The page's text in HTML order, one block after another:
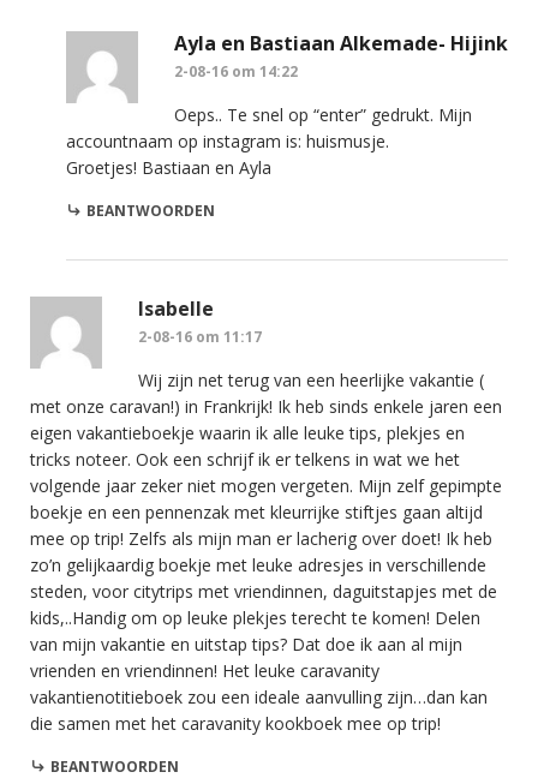
Ayla en Bastiaan Alkemade- Hijink
2-08-16 om 14:22
Oeps.. Te snel op “enter” gedrukt. Mijn
accountnaam op instagram is: huismusje.
Groetjes! Bastiaan en Ayla
BEANTWOORDEN
Isabelle
2-08-16 om 11:17
Wij zijn net terug van een heerlijke vakantie (
met onze caravan!) in Frankrijk! Ik heb sinds enkele jaren een
eigen vakantieboekje waarin ik alle leuke tips, plekjes en
tricks noteer. Ook een schrijf ik er telkens in wat we het
volgende jaar zeker niet mogen vergeten. Mijn zelf gepimpte
boekje en een pennenzak met kleurrijke stiftjes gaan altijd
mee op trip! Zelfs als mijn man er lacherig over doet! Ik heb
zo’n gelijkaardig boekje met leuke adresjes in verschillende
steden, voor citytrips met vriendinnen, daguitstapjes met de
kids,..Handig om op leuke plekjes terecht te komen! Delen
van mijn vakantie en uitstap tips? Dat doe ik aan al mijn
vrienden en vriendinnen! Het leuke caravanity
vakantienotitieboek zou een ideale aanvulling zijn…dan kan
die samen met het caravanity kookboek mee op trip!
BEANTWOORDEN